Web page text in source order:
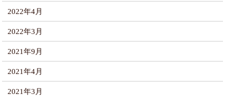
2022年4月
2022年3月
2021年9月
2021年4月
2021年3月